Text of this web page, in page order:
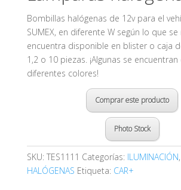
Bombillas halógenas de 12v para el
SUMEX, en diferente W según lo que se
encuentra disponible en blister o caja
1,2 o 10 piezas. ¡Algunas se
diferentes colores!
Comprar este producto
Photo Stock
SKU: TES1111 Categorías: ILUMINACIÓN,
HALÓGENAS Etiqueta: CAR+